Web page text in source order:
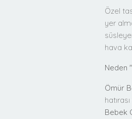
Özel
yer
hava
Neden
Ömür
Bebek